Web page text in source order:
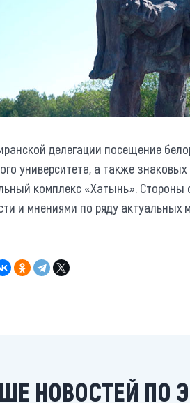
делегации посещение
университета, а также
комплекс «Хатынь». Стороны
и мнениями по ряду
НОВОСТЕЙ ПО